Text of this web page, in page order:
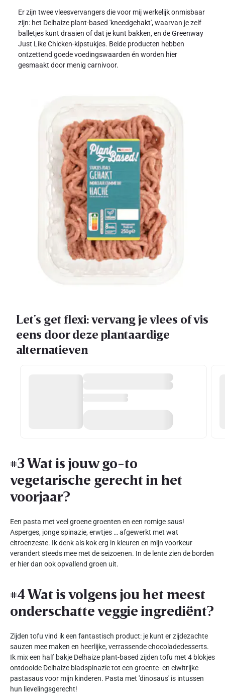
Er zijn twee vleesvervangers die voor mij werkelijk onmisbaar
zijn: het Delhaize plant-based 'kneedgehakt', waarvan je zelf
balletjes kunt draaien of dat je kunt bakken, en de Greenway
Just Like Chicken-kipstukjes. Beide producten hebben
ontzettend goede voedingswaarden én worden hier
gesmaakt door menig carnivoor.
Let's get flexi: vervang je vlees of vis
eens door deze plantaardige
alternatieven
#3 Wat is jouw go-to
vegetarische gerecht in het
voorjaar?
Een pasta met veel groene groenten en een romige saus!
Asperges, jonge spinazie, erwtjes … afgewerkt met wat
citroenzeste. Ik denk als kok erg in kleuren en mijn voorkeur
verandert steeds mee met de seizoenen. In de lente zien de borden
er hier dan ook opvallend groen uit.
#4 Wat is volgens jou het meest
onderschatte veggie ingrediënt?
Zijden tofu vind ik een fantastisch product: je kunt er zijdezachte
sauzen mee maken en heerlijke, verrassende chocoladedesserts.
Ik mix een half bakje Delhaize plant-based zijden tofu met 4 blokjes
ontdooide Delhaize bladspinazie tot een groente- en eiwitrijke
pastasaus voor mijn kinderen. Pasta met 'dinosaus' is intussen
hun lievelingsgerecht!